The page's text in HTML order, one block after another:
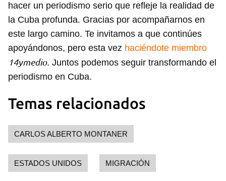
hacer un periodismo serio que refleje la realidad de
la Cuba profunda. Gracias por acompañarnos en
este largo camino. Te invitamos a que continúes
apoyándonos, pero esta vez haciéndote miembro
14ymedio. Juntos podemos seguir transformando el
periodismo en Cuba.
Temas relacionados
CARLOS ALBERTO MONTANER
ESTADOS UNIDOS MIGRACIÓN